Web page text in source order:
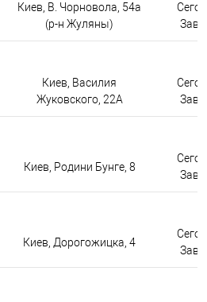
Киев, В. Чорновола, 54а
(р-н Жуляны)
Киев, Василия
Жуковского, 22А
Киев, Родини Бунге, 8
Киев, Дорогожицка, 4